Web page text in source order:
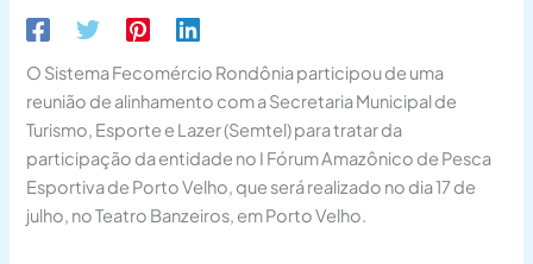
O Sistema Fecomércio Rondônia participou de uma
reunião de alinhamento com a Secretaria Municipal de
Turismo, Esporte e Lazer (Semtel) para tratar da
participação da entidade no I Fórum Amazônico de Pesca
Esportiva de Porto Velho, que será realizado no dia 17 de
julho, no Teatro Banzeiros, em Porto Velho.